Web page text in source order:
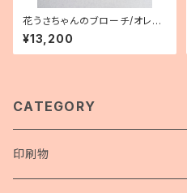
花うさちゃんのブローチ/オレン
ジ
¥13,200
CATEGORY
印刷物